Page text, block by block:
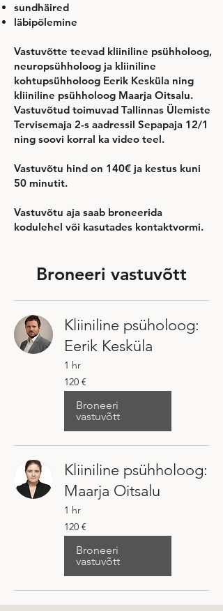
sundhäired
läbipõlemine
Vastuvõtte teevad kliiniline psühholoog,
neuropsühholoog ja kliiniline
kohtupsühholoog Eerik Kesküla ning
kliiniline psühholoog Maarja Oitsalu.
Vastuvõtud toimuvad Tallinnas Ülemiste
Tervisemaja 2-s aadressil Sepapaja 12/1
ning soovi korral ka video teel.
Vastuvõtu hind on 140€ ja kestus kuni
50 minutit.
Vastuvõtu aja saab broneerida
kodulehel või kasutades kontaktvormi.
Broneeri vastuvõtt
Kliiniline psüholoog:
Eerik Kesküla
1 hr
120
eurot
120 €
Broneeri
vastuvõtt
Kliiniline psühholoog:
Maarja Oitsalu
1 hr
120
eurot
120 €
Broneeri
vastuvõtt